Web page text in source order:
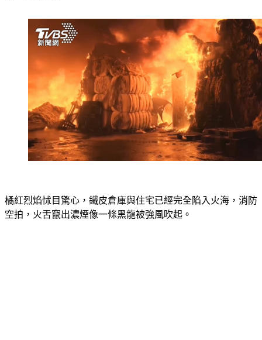
橘紅烈焰怵目驚心，鐵皮倉庫與住宅已經完全陷入火海，消防
空拍，火舌竄出濃煙像一條黑龍被強風吹起。